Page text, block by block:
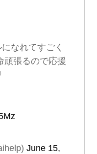
なれてすごく
頑張るので応援
June 15,